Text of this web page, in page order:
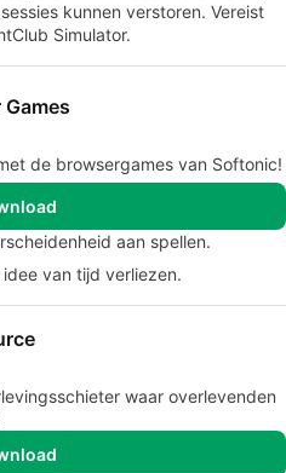
kunnen verstoren. Vereist
Simulator.
de browsergames van Softonic!
aan spellen.
van tijd verliezen.
waar overlevenden